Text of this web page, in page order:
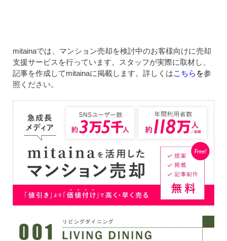
mitainaでは、マンション売却を検討中のお客様向けに売却
支援サービスを行っています。スタッフが実際に取材し、
記事を作成してmitainaに掲載します。詳しくはこちら を参
照ください。